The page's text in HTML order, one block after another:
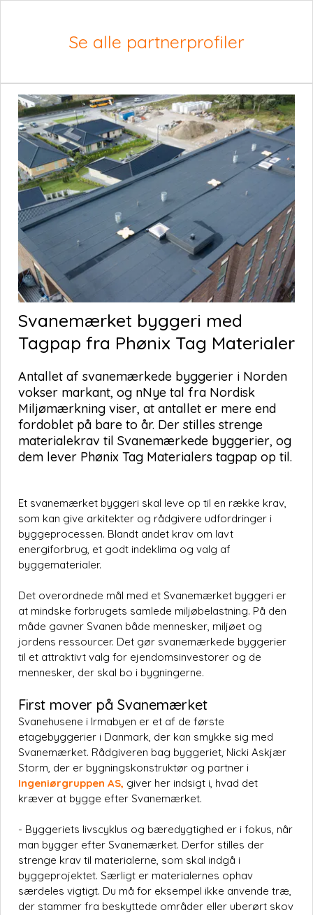
Se alle partnerprofiler
Svanemærket byggeri med
Tagpap fra Phønix Tag Materialer
Antallet af svanemærkede byggerier i Norden
vokser markant, og nNye tal fra Nordisk
Miljømærkning viser, at antallet er mere end
fordoblet på bare to år. Der stilles strenge
materialekrav til Svanemærkede byggerier, og
dem lever Phønix Tag Materialers tagpap op til.
Et svanemærket byggeri skal leve op til en række krav,
som kan give arkitekter og rådgivere udfordringer i
byggeprocessen. Blandt andet krav om lavt
energiforbrug, et godt indeklima og valg af
byggematerialer.
Det overordnede mål med et Svanemærket byggeri er
at mindske forbrugets samlede miljøbelastning. På den
måde gavner Svanen både mennesker, miljøet og
jordens ressourcer. Det gør svanemærkede byggerier
til et attraktivt valg for ejendomsinvestorer og de
mennesker, der skal bo i bygningerne.
First mover på Svanemærket
Svanehusene i Irmabyen er et af de første
etagebyggerier i Danmark, der kan smykke sig med
Svanemærket. Rådgiveren bag byggeriet, Nicki Askjær
Storm, der er bygningskonstruktør og partner i
Ingeniørgruppen AS, giver her indsigt i, hvad det
kræver at bygge efter Svanemærket.
- Byggeriets livscyklus og bæredygtighed er i fokus, når
man bygger efter Svanemærket. Derfor stilles der
strenge krav til materialerne, som skal indgå i
byggeprojektet. Særligt er materialernes ophav
særdeles vigtigt. Du må for eksempel ikke anvende træ,
der stammer fra beskyttede områder eller uberørt skov